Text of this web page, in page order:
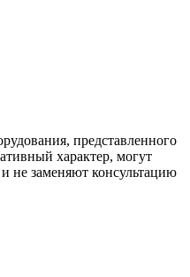
представленного
характер, могут
не заменяют консультацию